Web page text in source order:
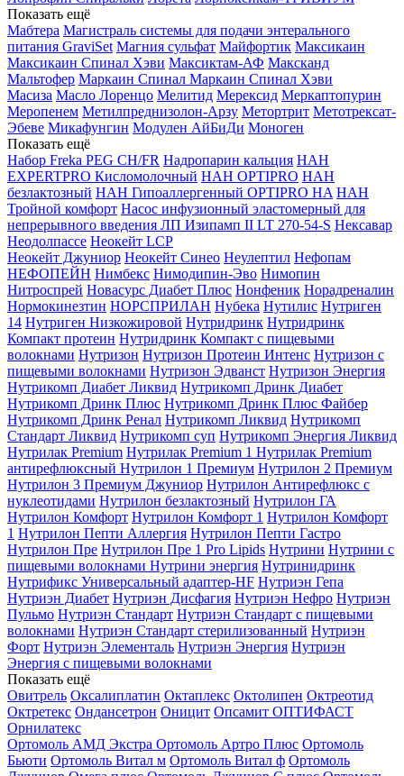
Показать ещё
Мабтера Магистраль системы для подачи энтерального
питания GraviSet Магния сульфат Майфортик Максикаин
Максикаин Спинал Хэви Максиктам-АФ Максканд
Мальтофер Маркаин Спинал Маркаин Спинал Хэви
Масиза Масло Лоренцо Мелитид Мерексид Меркаптопурин
Меропенем Метилпреднизолон-Арзу Метортрит Метотрексат-
Эбеве Микафунгин Модулен АйБиДи Моноген
Показать ещё
Набор Freka PEG CH/FR Надропарин кальция НАН
EXPERTPRO Кисломолочный НАН OPTIPRO НАН
безлактозный НАН Гипоаллергенный OPTIPRO HA НАН
Тройной комфорт Насос инфузионный эластомерный для
непрерывного введения ЛП Изипамп II LT 270-54-S Нексавар
Неодолпассе Неокейт LCP
Неокейт Джуниор Неокейт Синео Неулептил Нефопам
НЕФОПЕЙН Нимбекс Нимодипин-Эво Нимопин
Нитроспрей Новасурс Диабет Плюс Нонфеник Норадреналин
Нормокинезтин НОРСПРИЛАН Нубека Нутилис Нутриген
14 Нутриген Низкожировой Нутридринк Нутридринк
Компакт протеин Нутридринк Компакт с пищевыми
волокнами Нутризон Нутризон Протеин Интенс Нутризон с
пищевыми волокнами Нутризон Эдванст Нутризон Энергия
Нутрикомп Диабет Ликвид Нутрикомп Дринк Диабет
Нутрикомп Дринк Плюс Нутрикомп Дринк Плюс Файбер
Нутрикомп Дринк Ренал Нутрикомп Ликвид Нутрикомп
Стандарт Ликвид Нутрикомп суп Нутрикомп Энергия Ликвид
Нутрилак Premium Нутрилак Premium 1 Нутрилак Premium
антирефлюксный Нутрилон 1 Премиум Нутрилон 2 Премиум
Нутрилон 3 Премиум Джуниор Нутрилон Антирефлюкс с
нуклеотидами Нутрилон безлактозный Нутрилон ГА
Нутрилон Комфорт Нутрилон Комфорт 1 Нутрилон Комфорт
1 Нутрилон Пепти Аллергия Нутрилон Пепти Гастро
Нутрилон Пре Нутрилон Пре 1 Pro Lipids Нутрини Нутрини с
пищевыми волокнами Нутрини энергия Нутринидринк
Нутрификс Универсальный адаптер-HF Нутриэн Гепа
Нутриэн Диабет Нутриэн Дисфагия Нутриэн Нефро Нутриэн
Пульмо Нутриэн Стандарт Нутриэн Стандарт с пищевыми
волокнами Нутриэн Стандарт стерилизованный Нутриэн
Форт Нутриэн Элементаль Нутриэн Энергия Нутриэн
Энергия с пищевыми волокнами
Показать ещё
Овитрель Оксалиплатин Октаплекс Октолипен Октреотид
Октретекс Ондансетрон Оницит Опсамит ОПТИФАСТ
Орнилатекс
Ортомоль АМД Экстра Ортомоль Артро Плюс Ортомоль
Бьюти Ортомоль Витал м Ортомоль Витал ф Ортомоль